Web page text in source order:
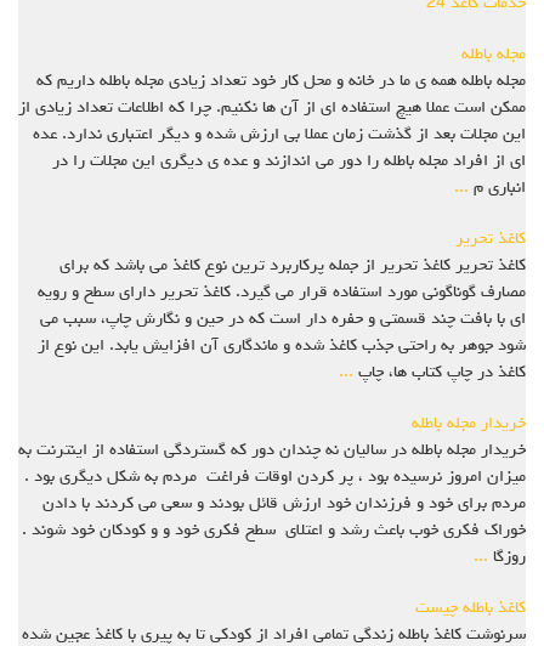
مجله باطله
مجله باطله همه ی ما در خانه و محل کار خود تعداد زیادی مجله باطله داریم که
ممکن است عملا هیچ استفاده ای از آن ها نکنیم. چرا که اطلاعات تعداد زیادی از
این مجلات بعد از گذشت زمان عملا بی ارزش شده و دیگر اعتباری ندارد. عده
ای از افراد مجله باطله را دور می اندازند و عده ی دیگری این مجلات را در
انباری م ...
کاغذ تحریر
کاغذ تحریر کاغذ تحریر از جمله پرکاربرد ترین نوع کاغذ می باشد که برای
مصارف گوناگونی مورد استفاده قرار می گیرد. کاغذ تحریر دارای سطح و رویه
ای با بافت چند قسمتی و حفره دار است که در حین و نگارش چاپ، سبب می
شود جوهر به راحتی جذب کاغذ شده و ماندگاری آن افزایش یابد. این نوع از
کاغذ در چاپ کتاب ها، چاپ ...
خریدار مجله باطله
خریدار مجله باطله در سالیان نه چندان دور که گستردگی استفاده از اینترنت به
میزان امروز نرسیده بود ، پر کردن اوقات فراغت مردم به شکل دیگری بود .
مردم برای خود و فرزندان خود ارزش قائل بودند و سعی می کردند با دادن
خوراک فکری خوب باعث رشد و اعتلای سطح فکری خود و و کودکان خود شوند .
روزگا ...
کاغذ باطله چیست
سرنوشت کاغذ باطله زندگی تمامی افراد از کودکی تا به پیری با کاغذ عجین شده